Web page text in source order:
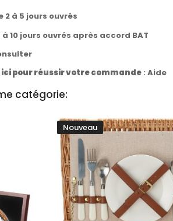
à 5 jours ouvrés
10 jours ouvrés après accord BAT
pour réussir votre commande : Aide
catégorie:
Nouveau